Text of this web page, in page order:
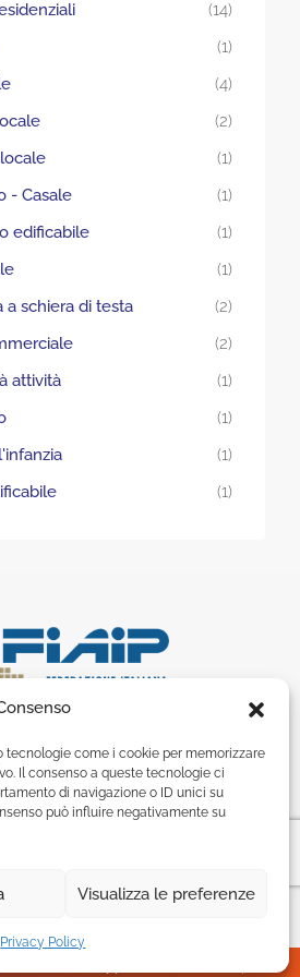
tecnologie come i cookie per memorizzare
Il consenso a queste tecnologie ci
di navigazione o ID unici su
può influire negativamente su
Visualizza le preferenze
Privacy Policy
(14)
(1)
(4)
(2)
(1)
- Casale
(1)
edificabile
(1)
(1)
a schiera di testa
(2)
(2)
attività
(1)
(1)
(1)
(1)